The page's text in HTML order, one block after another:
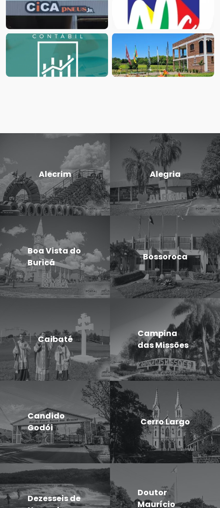
Alecrim Alegria
Boa Vista do
Buricá
Bossoroca
Caibaté
Campina
das Missões
Candido
Godói
Cerro Largo
Dezesseis de
Doutor
Maurício